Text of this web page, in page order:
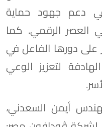
دعم جهود حماية
العصر الرقمي. كما
دورها الفاعل في
لتعزيز الوعي
أيمن السعدني،